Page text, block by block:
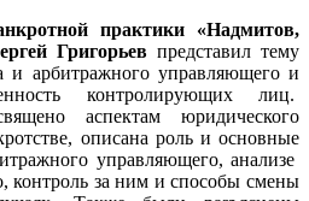
практики «Надмитов,
Григорьевпредставил тему
и арбитражного управляющего и
контролирующих лиц.
аспектам юридического
описана роль и основные
управляющего, анализе
контроль за ним и способы смены